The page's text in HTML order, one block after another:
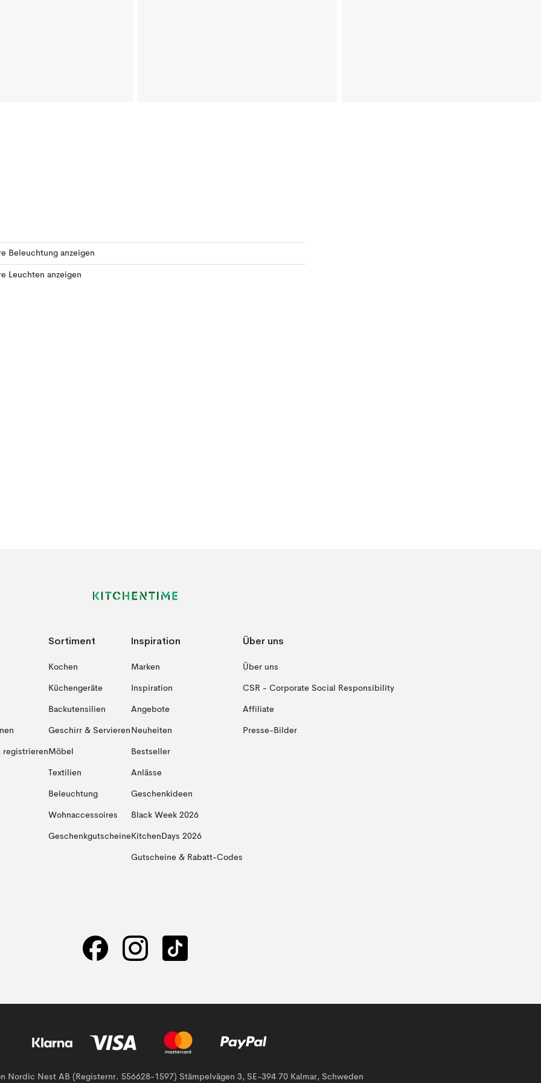
Beleuchtung anzeigen
Leuchten anzeigen
registrieren
Sortiment
Kochen
Küchengeräte
Backutensilien
Geschirr & Servieren
Möbel
Textilien
Beleuchtung
Wohnaccessoires
Geschenkgutscheine
Inspiration
Marken
Inspiration
Angebote
Neuheiten
Bestseller
Anlässe
Geschenkideen
Black Week 2026
KitchenDays 2026
Gutscheine & Rabatt-Codes
Über uns
Über uns
CSR - Corporate Social Responsibility
Affiliate
Presse-Bilder
Nordic Nest AB (Registernr. 556628-1597) Stämpelvägen 3, SE-394 70 Kalmar, Schweden